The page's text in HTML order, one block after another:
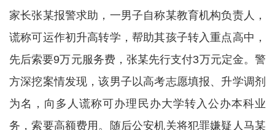
家长张某报警求助，一男子自称某教育机构负责人，
谎称可运作初升高转学，帮助其孩子转入重点高中，
先后索要9万元服务费，张某先行支付3万元定金。警
方深挖案情发现，该男子以高考志愿填报、升学调剂
为名，向多人谎称可办理民办大学转入公办本科业
务，索要高额费用。随后公安机关将犯罪嫌疑人马某